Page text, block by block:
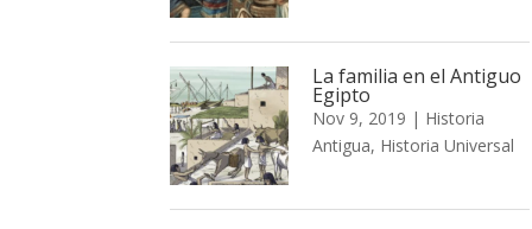
La familia en el Antiguo
Egipto
Nov 9, 2019 | Historia
Antigua, Historia Universal